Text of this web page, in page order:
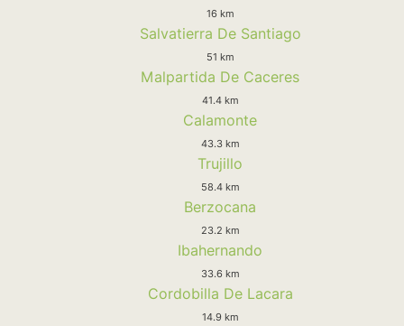
16 km
Salvatierra De Santiago
51 km
Malpartida De Caceres
41.4 km
Calamonte
43.3 km
Trujillo
58.4 km
Berzocana
23.2 km
Ibahernando
33.6 km
Cordobilla De Lacara
14.9 km